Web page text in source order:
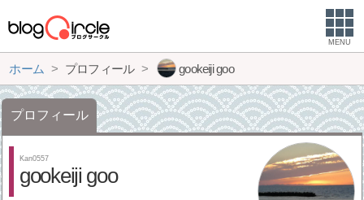
MENU
ホーム プロフィール gookeiji goo
プロフィール
Kan0557
gookeiji goo